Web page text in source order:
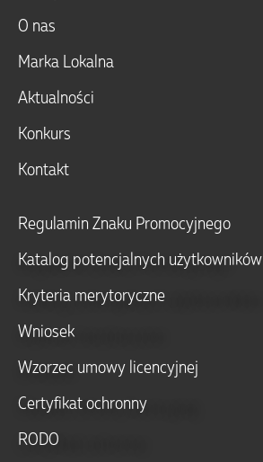
O nas
Marka Lokalna
Aktualności
Konkurs
Kontakt
Regulamin Znaku Promocyjnego
Katalog potencjalnych użytkowników
Kryteria merytoryczne
Wniosek
Wzorzec umowy licencyjnej
Certyfikat ochronny
RODO